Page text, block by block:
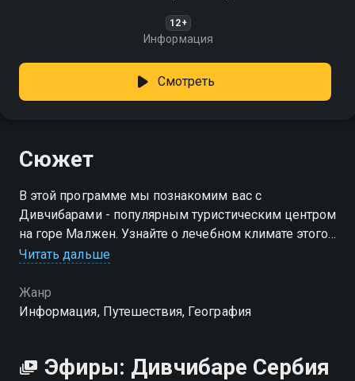
12+
Информация
Смотреть
Сюжет
В этой программе мы познакомим вас с
Дивчибарами - популярным туристическим центром
на горе Малжен. Узнайте о лечебном климате этого
региона, о зимних и летних активностях, а также о
леса и горные реки
Читать дальше
Жанр
Информация, Путешествия, География
Эфиры: Дивчибаре Сербия